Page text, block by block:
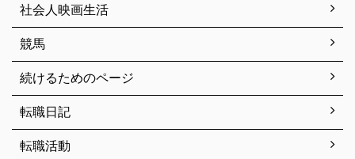
社会人映画生活
競馬
続けるためのページ
転職日記
転職活動